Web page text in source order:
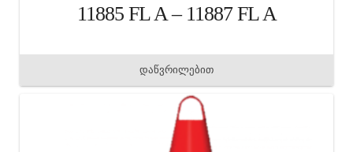
11885 FL A – 11887 FL A
დაწვრილებით